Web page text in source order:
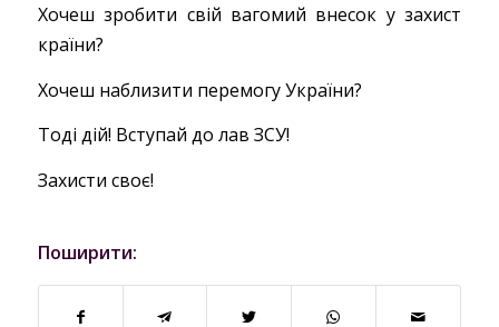
Хочеш зробити свій вагомий внесок у захист
країни?
Хочеш наблизити перемогу України?
Тоді дій! Вступай до лав ЗСУ!
Захисти своє!
Поширити: